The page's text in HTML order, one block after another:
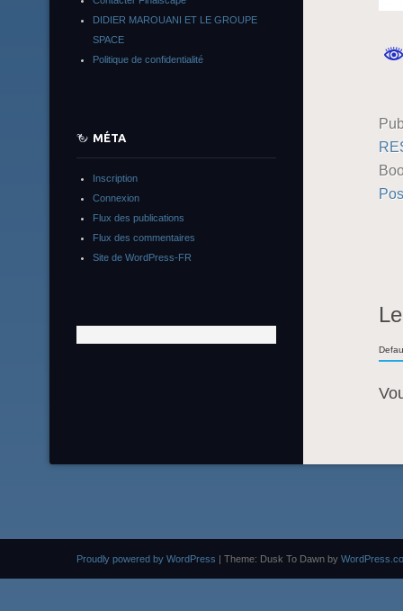
DIDIER MAROUANI ET LE GROUPE
SPACE
Politique de confidentialité
MÉTA
Inscription
Connexion
Flux des publications
Flux des commentaires
Site de WordPress-FR
Proudly powered by WordPress | Theme: Dusk To Dawn by